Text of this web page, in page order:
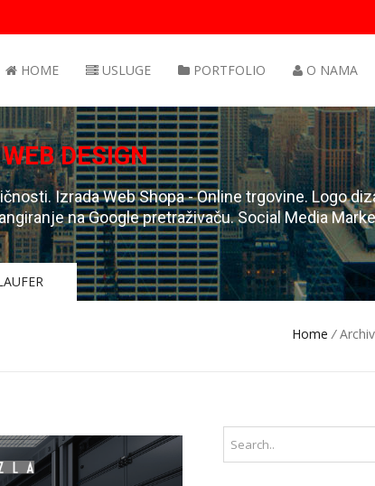
HOME USLUGE PORTFOLIO O NAMA
WEB DESIGN
Izrada Web Shopa - Online trgovine. Logo
na Google pretraživaču. Social Media
Home /